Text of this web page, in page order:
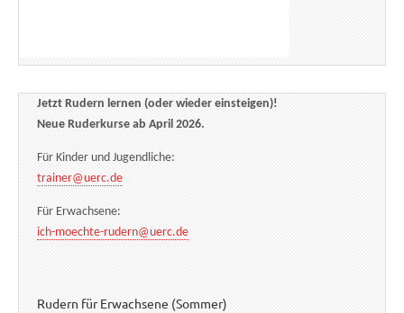
Jetzt Rudern lernen (oder wieder einsteigen)!
Neue Ruderkurse ab April 2026.
Für Kinder und Jugendliche:
trainer@uerc.de
Für Erwachsene:
ich-moechte-rudern@uerc.de
Rudern für Erwachsene (Sommer)